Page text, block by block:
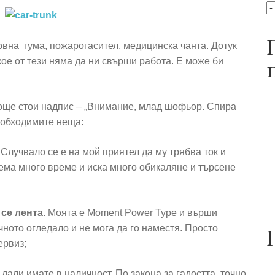
гума, пожарогасител, медицинска чанта. Дотук
от тези няма да ни свърши работа. Е може би
стои надпис – „Внимание, млад шофьор. Спира
неща:
се е на мой приятел да му трябва ток и
много време и иска много обикаляне и търсене
лента. Моята е Moment Power Type и върши
огледало и не мога да го наместя. Просто